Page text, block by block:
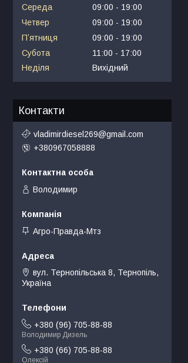
Середа
09:00
19:00
Четвер
09:00
19:00
Пʼятниця
09:00
19:00
Субота
11:00
17:00
Неділя
Вихідний
Контакти
vladimirdiesel269@gmail.com
+380967058888
Володимир
Агро-Правда-Мтз
вул. Тернопільська 8, Тернопіль,
Україна
+380 (96) 705-88-88
Володимир Дизель
+380 (66) 705-88-88
Олексій